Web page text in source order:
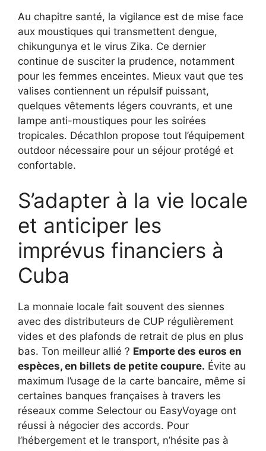
Au chapitre santé, la vigilance est de mise face
aux moustiques qui transmettent dengue,
chikungunya et le virus Zika. Ce dernier
continue de susciter la prudence, notamment
pour les femmes enceintes. Mieux vaut que tes
valises contiennent un répulsif puissant,
quelques vêtements légers couvrants, et une
lampe anti-moustiques pour les soirées
tropicales. Décathlon propose tout l’équipement
outdoor nécessaire pour un séjour protégé et
confortable.
S’adapter à la vie locale
et anticiper les
imprévus financiers à
Cuba
La monnaie locale fait souvent des siennes
avec des distributeurs de CUP régulièrement
vides et des plafonds de retrait de plus en plus
bas. Ton meilleur allié ? Emporte des euros en
espèces, en billets de petite coupure. Évite au
maximum l’usage de la carte bancaire, même si
certaines banques françaises à travers les
réseaux comme Selectour ou EasyVoyage ont
réussi à négocier des accords. Pour
l’hébergement et le transport, n’hésite pas à